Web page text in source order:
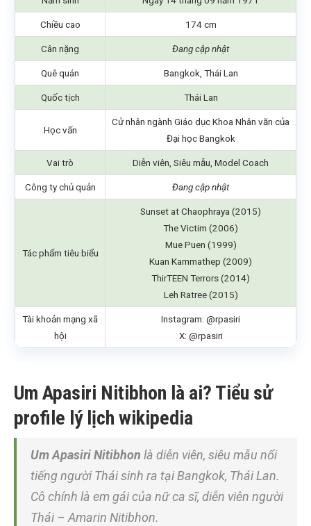
Chiều cao 174 cm
Cân nặng Đang cập nhật
Quê quán Bangkok, Thái Lan
Quốc tịch Thái Lan
Học vấn
Cử nhân ngành Giáo dục Khoa Nhân văn của
Đại học Bangkok
Vai trò Diễn viên, Siêu mẫu, Model Coach
Công ty chủ quản Đang cập nhật
Tác phẩm tiêu biểu
Sunset at Chaophraya (2015)
The Victim (2006)
Mue Puen (1999)
Kuan Kammathep (2009)
ThirTEEN Terrors (2014)
Leh Ratree (2015)
Tài khoản mạng xã
hội
Instagram: @rpasiri
X: @rpasiri
Um Apasiri Nitibhon là ai? Tiểu sử
profile lý lịch wikipedia
Um Apasiri Nitibhon là diễn viên, siêu mẫu nổi
tiếng người Thái sinh ra tại Bangkok, Thái Lan.
Cô chính là em gái của nữ ca sĩ, diễn viên người
Thái – Amarin Nitibhon.